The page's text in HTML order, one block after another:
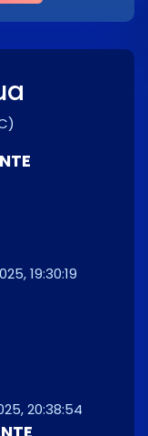
19:30:19
20:38:54